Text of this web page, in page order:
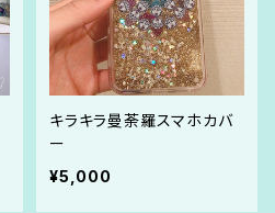
キラキラ曼荼羅スマホカバ
ー
¥5,000